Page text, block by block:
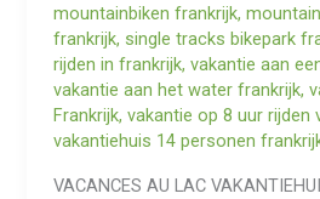
mountainbiken frankrijk,
frankrijk, single tracks bikepark
rijden in frankrijk,vakantie aan
vakantie aan het water frankrijk,
Frankrijk,vakantie op 8 uur rijden
vakantiehuis 14 personen
VACANCES AU LAC